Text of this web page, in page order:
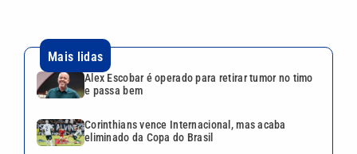
Mais lidas
Alex Escobar é operado para retirar tumor no timo
e passa bem
Corinthians vence Internacional, mas acaba
eliminado da Copa do Brasil